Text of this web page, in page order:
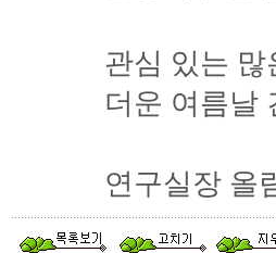
관심 있는
더운 여름날
연구실장 올